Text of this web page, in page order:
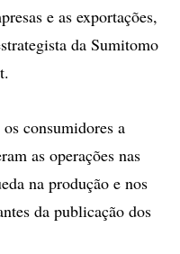
e as exportações,
da Sumitomo
consumidores a
as operações nas
na produção e nos
da publicação dos